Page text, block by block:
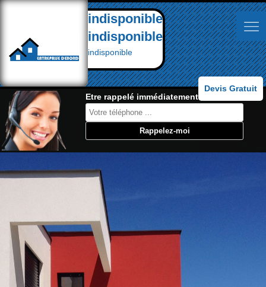
indisponible
indisponible
indisponible
Devis Gratuit
Etre rappelé immédiatement: